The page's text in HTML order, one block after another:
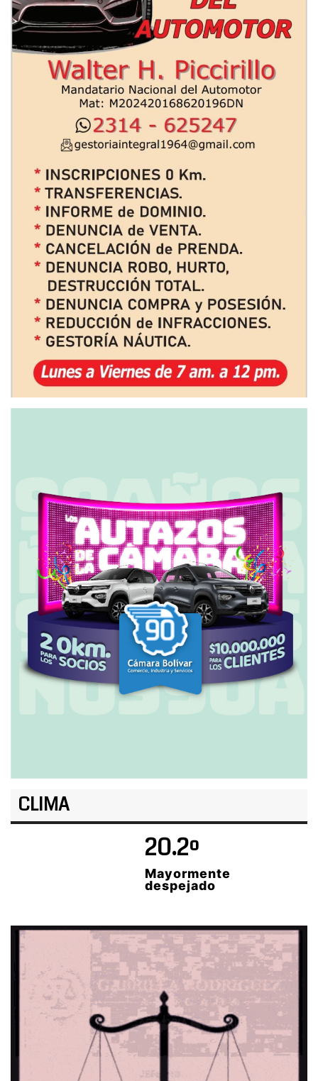
CLIMA
20.2º
Mayormente
despejado